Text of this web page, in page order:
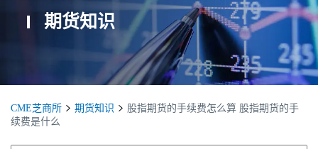
期货知识
CME芝商所 期货知识
股指期货的手续费怎么算 股指期货的手
续费是什么